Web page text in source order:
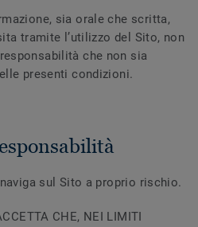
sia orale che scritta,
tramite l’utilizzo del Sito, non
che non sia
presenti condizioni.
sul Sito a proprio rischio.
CHE, NEI LIMITI